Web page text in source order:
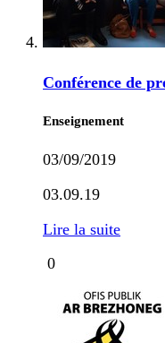
Conférence de
Enseignement
03/09/2019
03.09.19
Lire la suite
0